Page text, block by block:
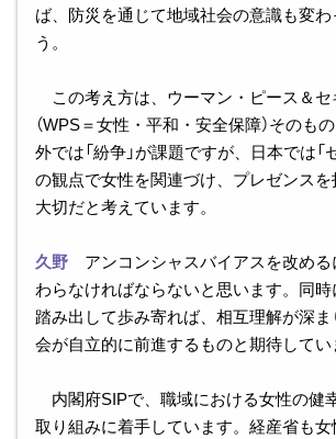
ば、防災を通じて地域社会の意識も変わ
う。
この考え方は、ウーマン・ピース＆セ
（WPS＝女性・平和・安全保障）そのも
外では「紛争」が課題ですが、日本では「セ
の観点で女性を関連づけ、プレゼンス
大切だと考えています。
久野 アンコンシャスバイアスを改め
わらなければならないと思います。同
踏み出して歩み寄れば、相互理解が深
会が自立的に前進するものと期待してい
内閣府SIPで、職域における女性の健
取り組みに着手しています。経産省も